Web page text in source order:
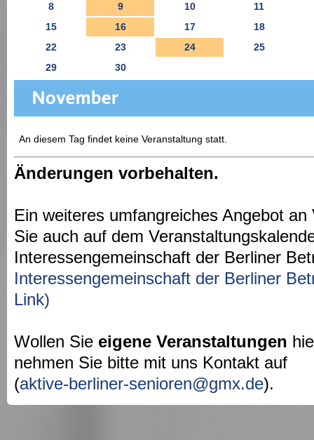
8
9 10
11
15
16 17
18
22
23 24
25
29
30
An diesem Tag findet keine Veranstaltung statt.
Änderungen vorbehalten.
Ein weiteres umfangreiches Angebot
Sie auch auf dem
Interessengemeinschaft der Berliner
Interessengemeinschaft der Berliner
Link)
Wollen Sie eigene Veranstaltungen
nehmen Sie bitte mit uns Kontakt auf
(aktive-berliner-senioren@gmx.de).